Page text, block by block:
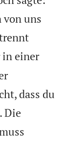
von uns
in einer
dass du
Die